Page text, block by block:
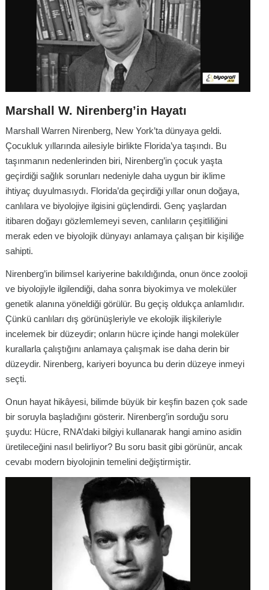
Marshall W. Nirenberg’in Hayatı
Marshall Warren Nirenberg, New York’ta dünyaya geldi.
Çocukluk yıllarında ailesiyle birlikte Florida’ya taşındı. Bu
taşınmanın nedenlerinden biri, Nirenberg’in çocuk yaşta
geçirdiği sağlık sorunları nedeniyle daha uygun bir iklime
ihtiyaç duyulmasıydı. Florida’da geçirdiği yıllar onun doğaya,
canlılara ve biyolojiye ilgisini güçlendirdi. Genç yaşlardan
itibaren doğayı gözlemlemeyi seven, canlıların çeşitliliğini
merak eden ve biyolojik dünyayı anlamaya çalışan bir kişiliğe
sahipti.
Nirenberg’in bilimsel kariyerine bakıldığında, onun önce zooloji
ve biyolojiyle ilgilendiği, daha sonra biyokimya ve moleküler
genetik alanına yöneldiği görülür. Bu geçiş oldukça anlamlıdır.
Çünkü canlıları dış görünüşleriyle ve ekolojik ilişkileriyle
incelemek bir düzeydir; onların hücre içinde hangi moleküler
kurallarla çalıştığını anlamaya çalışmak ise daha derin bir
düzeydir. Nirenberg, kariyeri boyunca bu derin düzeye inmeyi
seçti.
Onun hayat hikâyesi, bilimde büyük bir keşfin bazen çok sade
bir soruyla başladığını gösterir. Nirenberg’in sorduğu soru
şuydu: Hücre, RNA’daki bilgiyi kullanarak hangi amino asidin
üretileceğini nasıl belirliyor? Bu soru basit gibi görünür, ancak
cevabı modern biyolojinin temelini değiştirmiştir.